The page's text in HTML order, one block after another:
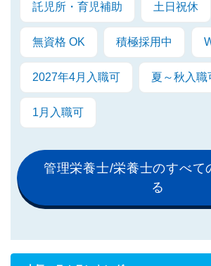
託児所・育児補助 土日祝休
無資格 OK 積極採用中
2027年4月入職可 夏～秋入職
1月入職可
管理栄養士/栄養士のすべて
る